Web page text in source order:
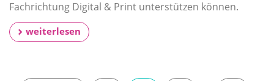
Fachrichtung Digital & Print unterstützen können.
weiterlesen